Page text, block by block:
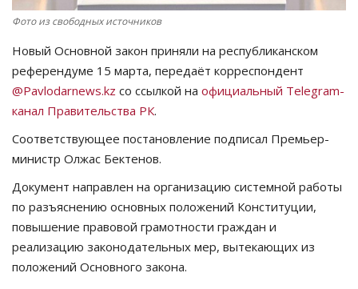
Курултай
Язык
Қазақша Русский
Фото из свободных источников
Новый Основной закон приняли на республиканском
референдуме 15 марта, передаёт корреспондент
@Pavlodarnews.kz со ссылкой на официальный Telegram-
канал Правительства РК.
Соответствующее постановление подписал Премьер-
министр Олжас Бектенов.
Документ направлен на организацию системной работы
по разъяснению основных положений Конституции,
повышение правовой грамотности граждан и
реализацию законодательных мер, вытекающих из
положений Основного закона.